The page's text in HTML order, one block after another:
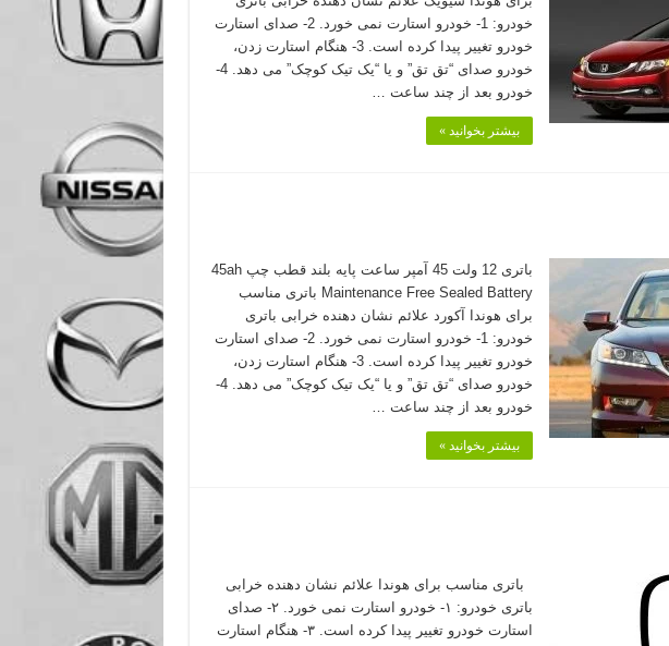
خودرو: 1- خودرو استارت نمی خورد. 2- صدای استارت
خودرو تغییر پیدا کرده است. 3- هنگام استارت زدن،
خودرو صدای “تق تق” و یا “یک تیک کوچک” می دهد. 4-
خودرو بعد از چند ساعت …
بیشتر بخوانید »
باتری 12 ولت 45 آمپر ساعت پایه بلند قطب چپ 45ah
Maintenance Free Sealed Battery باتری مناسب
برای هوندا آکورد علائم نشان دهنده خرابی باتری
خودرو: 1- خودرو استارت نمی خورد. 2- صدای استارت
خودرو تغییر پیدا کرده است. 3- هنگام استارت زدن،
خودرو صدای “تق تق” و یا “یک تیک کوچک” می دهد. 4-
خودرو بعد از چند ساعت …
بیشتر بخوانید »
باتری مناسب برای هوندا علائم نشان دهنده خرابی
باتری خودرو: ۱- خودرو استارت نمی خورد. ۲- صدای
استارت خودرو تغییر پیدا کرده است. ۳- هنگام استارت